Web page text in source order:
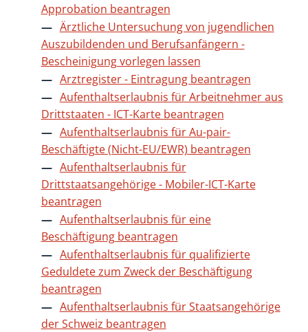
Approbation beantragen
Ärztliche Untersuchung von jugendlichen
Auszubildenden und Berufsanfängern -
Bescheinigung vorlegen lassen
Arztregister - Eintragung beantragen
Aufenthaltserlaubnis für Arbeitnehmer aus
Drittstaaten - ICT-Karte beantragen
Aufenthaltserlaubnis für Au-pair-
Beschäftigte (Nicht-EU/EWR) beantragen
Aufenthaltserlaubnis für
Drittstaatsangehörige - Mobiler-ICT-Karte
beantragen
Aufenthaltserlaubnis für eine
Beschäftigung beantragen
Aufenthaltserlaubnis für qualifizierte
Geduldete zum Zweck der Beschäftigung
beantragen
Aufenthaltserlaubnis für Staatsangehörige
der Schweiz beantragen